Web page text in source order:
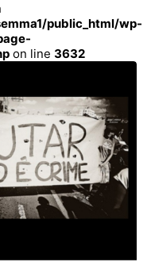
public_html/wp-
on line 3632